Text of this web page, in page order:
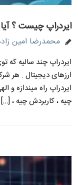
ایردراپ چیست ؟ آیا
محمدرضا امین
ایردراپ چند سالیه که
ارزهای دیجیتال . هر
ایردراپ راه میندازه و
چیه ، کاربردش چیه ، […]